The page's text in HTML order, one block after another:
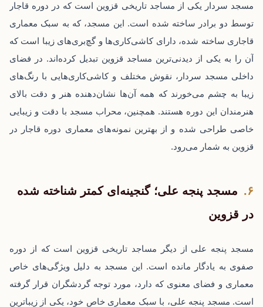
مسجد سردار یکی از مساجد تاریخی قزوین است که در دوره قاجار
توسط دو برادر ساخته شده است. این مسجد، که به سبک معماری
قاجاری ساخته شده، دارای کاشی‌کاری‌ها و گچ‌بری‌های زیبا است که
آن را به یکی از دیدنی‌ترین مساجد قزوین تبدیل کرده‌اند. در فضای
داخلی مسجد سردار، نقوش مختلف و کاشی‌کاری‌هایی با رنگ‌های
زیبا به چشم می‌خورند که همه آن‌ها نشان‌دهنده هنر و دقت بالای
هنرمندان این دوره هستند. همچنین، محراب مسجد با دقت و زیبایی
خاصی طراحی شده و از بهترین نمونه‌های معماری دوره قاجار در
قزوین به شمار می‌رود.
مسجد پنجه علی؛ گنجینه‌ای کمتر شناخته شده
در قزوین
مسجد پنجه علی از دیگر مساجد تاریخی قزوین است که از دوره
صفوی به یادگار مانده است. این مسجد به دلیل ویژگی‌های خاص
معماری و فضای معنوی که دارد، مورد توجه گردشگران قرار گرفته
است. مسجد پنجه علی، با سبک معماری خاص خود، یکی از زیباترین